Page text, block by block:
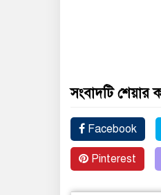
সংবাদটি
Facebook
Pinterest